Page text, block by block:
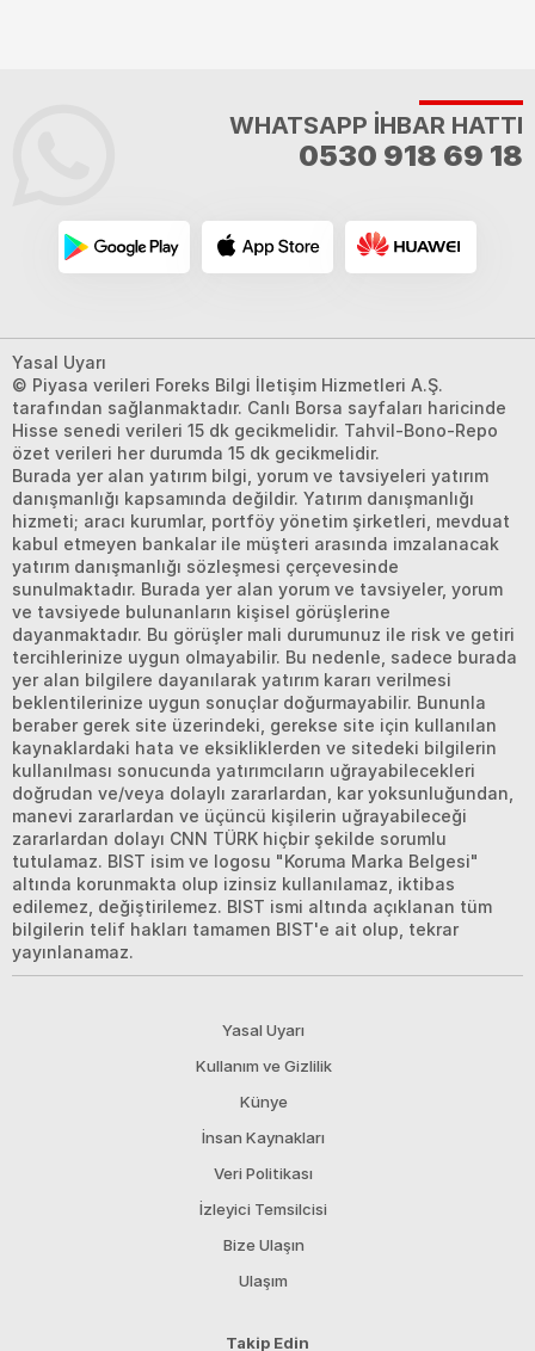
WHATSAPP İHBAR HATTI
0530 918 69 18
Yasal Uyarı
© Piyasa verileri Foreks Bilgi İletişim Hizmetleri A.Ş.
tarafından sağlanmaktadır. Canlı Borsa sayfaları haricinde
Hisse senedi verileri 15 dk gecikmelidir. Tahvil-Bono-Repo
özet verileri her durumda 15 dk gecikmelidir.
Burada yer alan yatırım bilgi, yorum ve tavsiyeleri yatırım
danışmanlığı kapsamında değildir. Yatırım danışmanlığı
hizmeti; aracı kurumlar, portföy yönetim şirketleri, mevduat
kabul etmeyen bankalar ile müşteri arasında imzalanacak
yatırım danışmanlığı sözleşmesi çerçevesinde
sunulmaktadır. Burada yer alan yorum ve tavsiyeler, yorum
ve tavsiyede bulunanların kişisel görüşlerine
dayanmaktadır. Bu görüşler mali durumunuz ile risk ve getiri
tercihlerinize uygun olmayabilir. Bu nedenle, sadece burada
yer alan bilgilere dayanılarak yatırım kararı verilmesi
beklentilerinize uygun sonuçlar doğurmayabilir. Bununla
beraber gerek site üzerindeki, gerekse site için kullanılan
kaynaklardaki hata ve eksikliklerden ve sitedeki bilgilerin
kullanılması sonucunda yatırımcıların uğrayabilecekleri
doğrudan ve/veya dolaylı zararlardan, kar yoksunluğundan,
manevi zararlardan ve üçüncü kişilerin uğrayabileceği
zararlardan dolayı CNN TÜRK hiçbir şekilde sorumlu
tutulamaz. BIST isim ve logosu "Koruma Marka Belgesi"
altında korunmakta olup izinsiz kullanılamaz, iktibas
edilemez, değiştirilemez. BIST ismi altında açıklanan tüm
bilgilerin telif hakları tamamen BIST'e ait olup, tekrar
yayınlanamaz.
Yasal Uyarı
Kullanım ve Gizlilik
Künye
İnsan Kaynakları
Veri Politikası
İzleyici Temsilcisi
Bize Ulaşın
Ulaşım
Takip Edin